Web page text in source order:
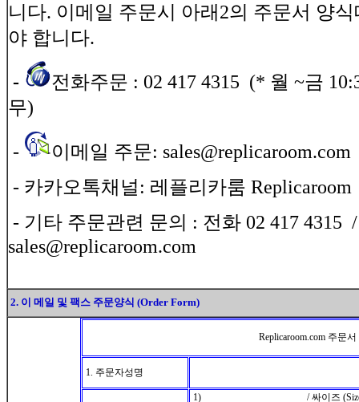
니다. 이메일 주문시 아래2의 주문서 양
야 합니다.
-
전화주문 : 02 417 4315 (* 월 ~금
무)
-
이메일 주문:
- 카카오톡채널: 레플리카룸 Replicaroom
- 기타 주문관련 문의 : 전화 02 417 4315
sales@replicaroom.com
2. 이 메일 및 팩스 주문양식 (Order Form)
Replicaroom.com 주문서
1. 주문자성명
1) / 싸이즈